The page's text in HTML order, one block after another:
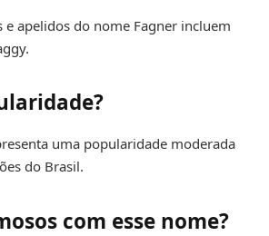
e apelidos do nome Fagner incluem
uma popularidade moderada
do Brasil.
com esse nome?